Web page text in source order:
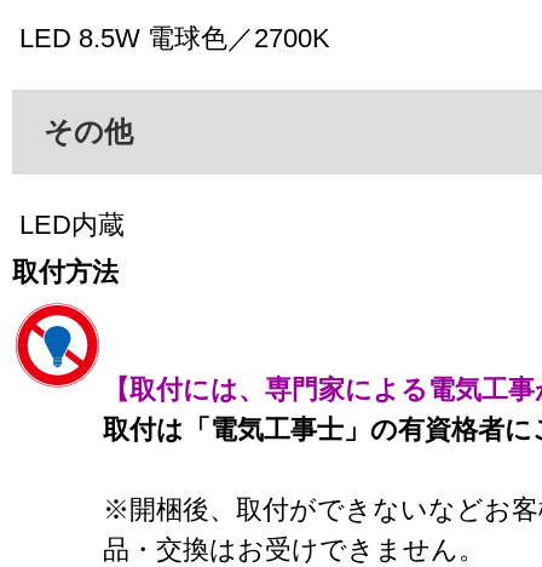
LED 8.5W 電球色／2700K
その他
LED内蔵
取付方法
【取付には、専門家による電気工
取付は「電気工事士」の有資格者
※開梱後、取付ができないなどお
品・交換はお受けできません。